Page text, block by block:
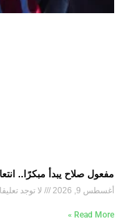
مفعول صلاح يبدأ مبكرًا..
أغسطس 9, 2026 لا توجد
Read More »